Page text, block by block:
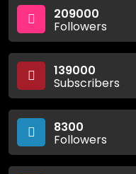
209000
Followers
139000
Subscribers
8300
Followers